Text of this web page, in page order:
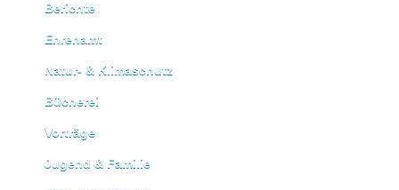
Berichte
Ehrenamt
Natur- & Klimaschutz
Bücherei
Vorträge
Jugend & Familie